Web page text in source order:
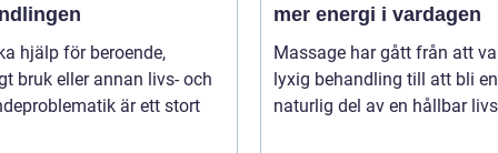
hjälp för beroende,
bruk eller annan livs- och
är ett stort
mer energi i vardagen
Massage har gått från att
lyxig behandling till att bli en
naturlig del av en hållbar